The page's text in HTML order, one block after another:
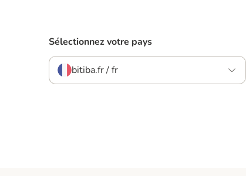
Sélectionnez votre pays
bitiba.fr / fr